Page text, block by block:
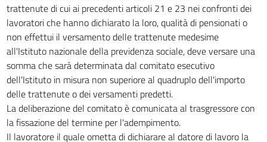
TITOLO II
FINANZIAMENTI
26
27
28
29
30
TITOLO III
DISPOSIZIONI PER PARTICOLARI CATEGORIE
trattenute di cui ai precedenti articoli 21 e 23 nei confronti dei
lavoratori che hanno dichiarato la loro, qualità di pensionati o
non effettui il versamento delle trattenute medesime
all'Istituto nazionale della previdenza sociale, deve versare una
somma che sarà determinata dal comitato esecutivo
dell'Istituto in misura non superiore al quadruplo dell'importo
delle trattenute o dei versamenti predetti.
La deliberazione del comitato è comunicata al trasgressore con
la fissazione del termine per l'adempimento.
Il lavoratore il quale ometta di dichiarare al datore di lavoro la